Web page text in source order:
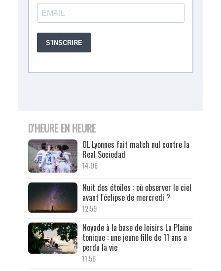
D'HEURE EN HEURE
OL Lyonnes fait match nul contre la
Real Sociedad
14:08
Nuit des étoiles : où observer le ciel
avant l'éclipse de mercredi ?
12:59
Noyade à la base de loisirs La Plaine
tonique : une jeune fille de 11 ans a
perdu la vie
11:56